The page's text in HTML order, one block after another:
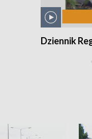
Dziennik